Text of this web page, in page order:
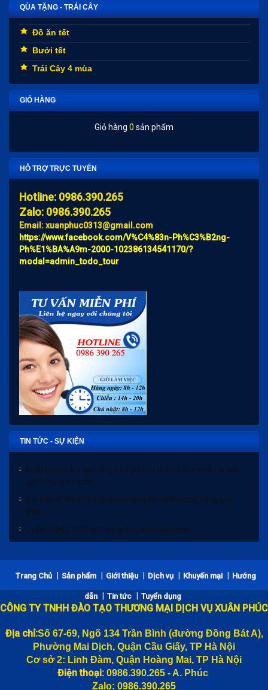
QÙA TẶNG - TRÁI CÂY
Đồ ăn tết
Bưởi tết
Trái Cây 4 mùa
GIỎ HÀNG
Giỏ hàng 0 sản phẩm
HỖ TRỢ TRỰC TUYẾN
Hotline: 0986.390.265
Zalo: 0986.390.265
Email: xuanphuc0313@gmail.com
https://www.facebook.com/V%C4%83n-Ph%C3%B2ng-
Ph%E1%BA%A9m-2000-102386134541170/?
modal=admin_todo_tour
TIN TỨC - SỰ KIỆN
Khẩu trang vải 3 lớp trắng KT5 giá bán lẻ, bán sỉ rẻ nhất Hà Nội,
gửi hàng toàn quốc
Giá bán sỉ, lẻ các loại khẩu trang uy tín, chất lượng, hàng bảo
đảm
CUỘC SỐNG TƯƠI ĐẸP cùng Bảo hiểm Manulife
gửi hàng toàn quốc
đảm
CUỘC SỐNG TƯƠI ĐẸP cùng Bảo hiểm Manulife
Trang Chủ | Sản phẩm | Giới thiệu | Dịch vụ | Khuyến mại | Hướng
dẫn | Tin tức | Tuyển dụng
CÔNG TY TNHH ĐÀO TẠO THƯƠNG MẠI DỊCH VỤ XUÂN PHÚC
Địa chỉ:Số 67-69, Ngõ 134 Trần Bình (đường Đồng Bát A),
Phường Mai Dịch, Quận Cầu Giấy, TP Hà Nội
Cơ sở 2: Linh Đàm, Quận Hoàng Mai, TP Hà Nội
Điện thoại: 0986.390.265 - A. Phúc
Zalo: 0986.390.265